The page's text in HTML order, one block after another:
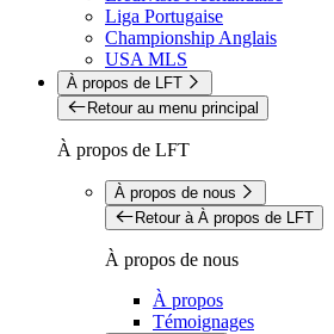
Liga Portugaise
Championship Anglais
USA MLS
À propos de LFT
Retour au menu principal
À propos de LFT
À propos de nous
Retour à À propos de LFT
À propos de nous
À propos
Témoignages